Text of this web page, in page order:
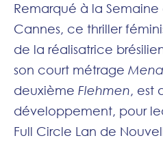
Remarqué à la
Cannes, ce thriller
de la réalisatrice
son court métrage
deuxième Flehmen, est
développement, pour
Full Circle Lan de